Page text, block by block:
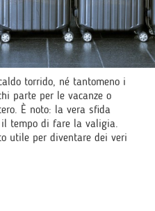
torrido, né tantomeno i
parte per le vacanze o
È noto: la vera sfida
tempo di fare la valigia.
utile per diventare dei veri